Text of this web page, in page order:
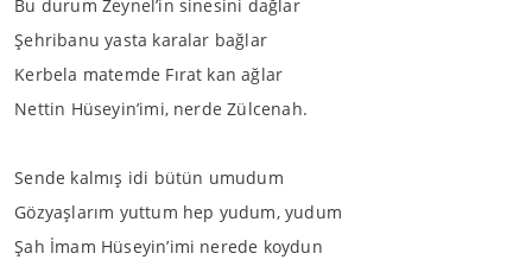
Bu durum Zeynel’in sinesini dağlar
Şehribanu yasta karalar bağlar
Kerbela matemde Fırat kan ağlar
Nettin Hüseyin’imi, nerde Zülcenah.
Sende kalmış idi bütün umudum
Gözyaşlarım yuttum hep yudum, yudum
Şah İmam Hüseyin’imi nerede koydun